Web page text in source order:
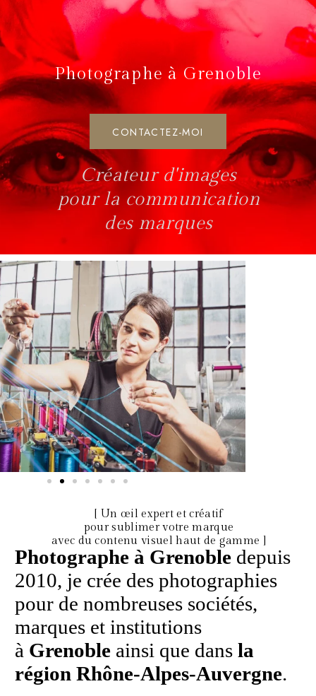
Photographe à Grenoble
CONTACTEZ-MOI
Créateur d'images
pour la communication
des marques
[ Un œil expert et créatif
pour sublimer votre marque
avec du contenu visuel haut de gamme ]
Photographe à Grenoble depuis
2010, je crée des photographies
pour de nombreuses sociétés,
marques et institutions
à Grenoble ainsi que dans la
région Rhône-Alpes-Auvergne.